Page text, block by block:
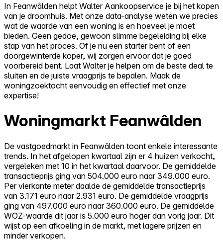
In Feanwâlden helpt Walter Aankoopservice je bij het kopen
van je droomhuis. Met onze data-analyse weten we precies
wat de waarde van een woning is en hoeveel je moet
bieden. Geen gedoe, gewoon slimme begeleiding bij elke
stap van het proces. Of je nu een starter bent of een
doorgewinterde koper, wij zorgen ervoor dat je goed
voorbereid bent. Laat Walter je helpen om de beste deal te
sluiten en de juiste vraagprijs te bepalen. Maak de
woningzoektocht eenvoudig en effectief met onze
expertise!
Woningmarkt Feanwâlden
De vastgoedmarkt in Feanwâlden toont enkele interessante
trends. In het afgelopen kwartaal zijn er 4 huizen verkocht,
vergeleken met 10 in het kwartaal daarvoor. De gemiddelde
transactieprijs ging van 504.000 euro naar 349.000 euro.
Per vierkante meter daalde de gemiddelde transactieprijs
van 3.171 euro naar 2.931 euro. De gemiddelde vraagprijs
ging van 497.000 euro naar 360.000 euro. De gemiddelde
WOZ-waarde dit jaar is 5.000 euro hoger dan vorig jaar. Dit
wijst op een afkoeling in de markt, met lagere prijzen en
minder verkopen.